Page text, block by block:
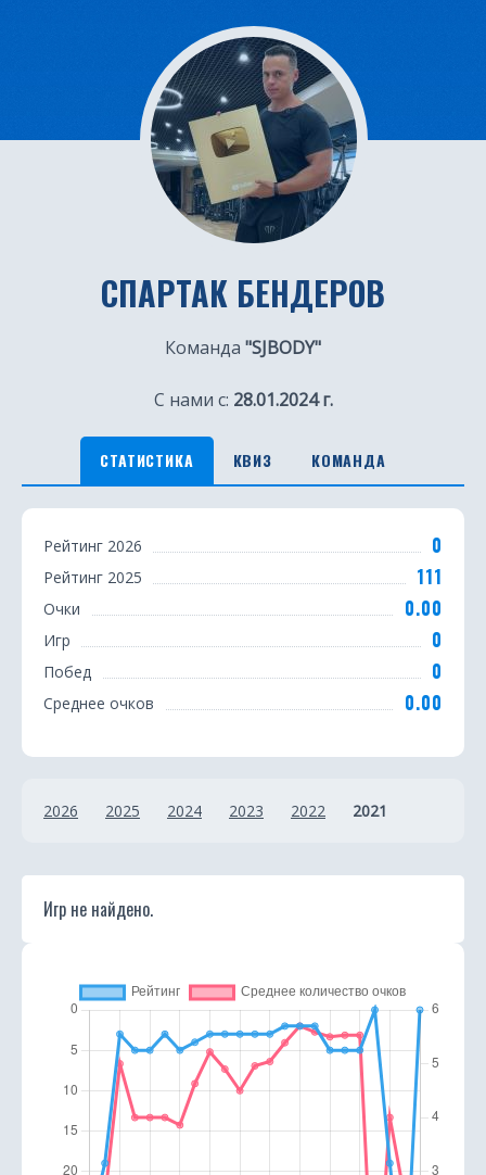
СПАРТАК БЕНДЕРОВ
Команда "SJBODY"
С нами с: 28.01.2024 г.
СТАТИСТИКА КВИЗ КОМАНДА
С
т
а
Рейтинг 2026 0
Рейтинг 2025 111
Очки 0.00
Игр 0
Побед 0
Среднее очков 0.00
2026 2025 2024 2023 2022 2021
Игр не найдено.